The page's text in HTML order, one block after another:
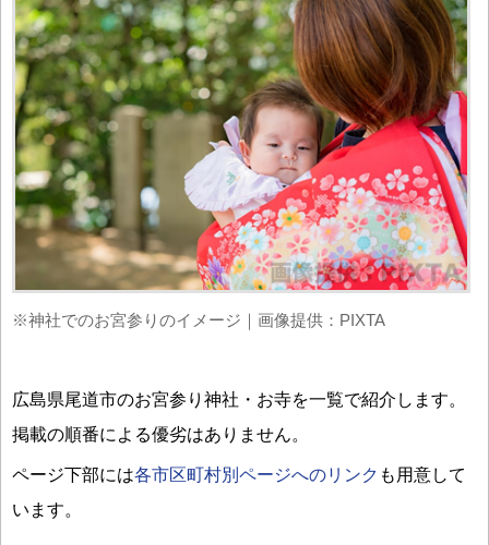
※神社でのお宮参りのイメージ｜画像提供：PIXTA
広島県尾道市のお宮参り神社・お寺を一覧で紹介します。
掲載の順番による優劣はありません。
ページ下部には各市区町村別ページへのリンク も用意して
います。